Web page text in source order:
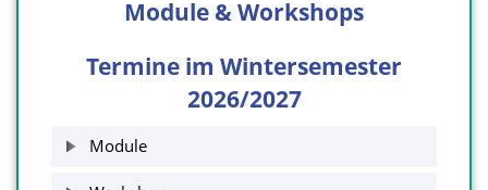
Module & Workshops
Termine im Wintersemester
2026/2027
Module